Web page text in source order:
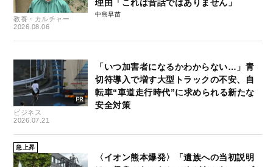
教養・カルチャー
2026.08.06
理由「これは昔話ではありません」
中島早苗
ビジネス
2026.07.21
「いつ加害者になるかわからない…」青
切符導入で増す大型トラックの不安、自
転車“車道走行時代”に求められる新たな
安全対策
急上昇
〈イオン熊本爆発〉「遺族への当初説明